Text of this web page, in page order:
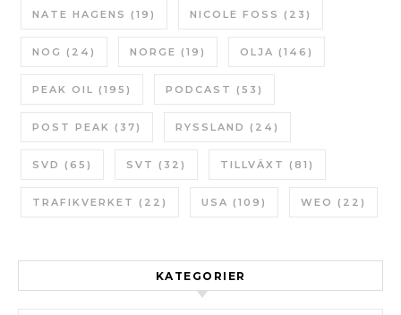
NATE HAGENS (19) NICOLE FOSS (23)
NOG (24) NORGE (19) OLJA (146)
PEAK OIL (195) PODCAST (53)
POST PEAK (37) RYSSLAND (24)
SVD (65) SVT (32) TILLVÄXT (81)
TRAFIKVERKET (22) USA (109) WEO (22)
KATEGORIER